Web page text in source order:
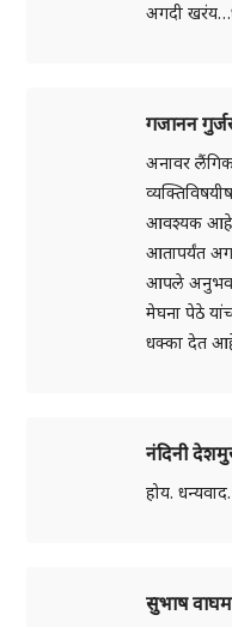
अगदी
गजानन
अनावर
आवश्यक
आतापर्यंत
आपले अनुभव
मेघना पेठे
धक्का देत
नंदिनी
होय. धन्यवाद.
सुभाष